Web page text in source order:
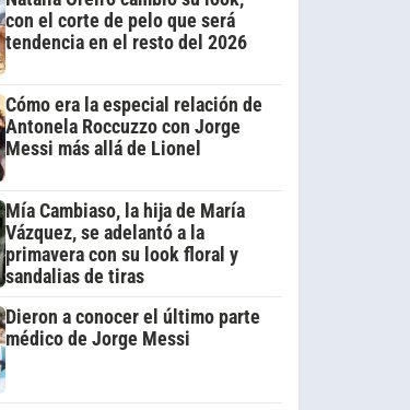
con el corte de pelo que será
tendencia en el resto del 2026
Cómo era la especial relación de
Antonela Roccuzzo con Jorge
Messi más allá de Lionel
Mía Cambiaso, la hija de María
Vázquez, se adelantó a la
primavera con su look floral y
sandalias de tiras
Dieron a conocer el último parte
médico de Jorge Messi